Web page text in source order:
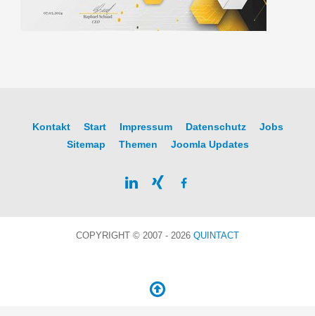
Kontakt Start Impressum Datenschutz
Jobs
Sitemap
Themen Joomla Updates
COPYRIGHT © 2007 - 2026 QUINTACT